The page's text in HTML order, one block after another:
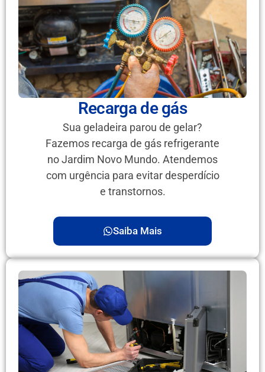
Recarga de gás
Sua geladeira parou de gelar?
Fazemos recarga de gás refrigerante
no Jardim Novo Mundo. Atendemos
com urgência para evitar desperdício
e transtornos.
Saiba Mais